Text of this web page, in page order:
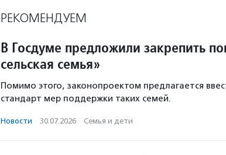
РЕКОМЕНДУЕМ
В Госдуме предложили закрепить
сельская семья»
Помимо этого, законопроектом предлагается
стандарт мер поддержки таких семей.
Новости · 30.07.2026 · Семья и дети